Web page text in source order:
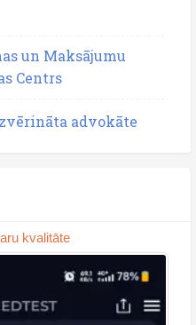
un Maksājumu
Centrs
advokāte
kvalitāte